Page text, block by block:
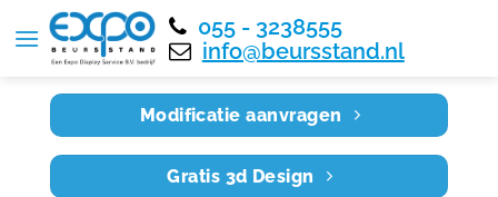
055 - 3238555
info@beursstand.nl
Home RE8X6 028
Modificatie aanvragen
Gratis 3d Design